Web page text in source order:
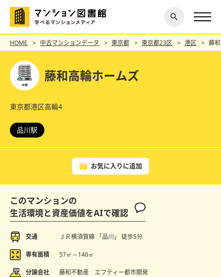
探す
閉じ
る
HOME 中古マンションデータ 東京都 東京都23区 港区 藤
藤和高輪ホームズ
東京都港区高輪4
品川駅
お気に入りに追加
このマンションの
生活環境と資産価値をAIで確認
交通 ＪＲ横須賀線 「品川」 徒歩5分
専有面積 57㎡～140㎡
分譲会社 藤和不動産 エフティー都市開発